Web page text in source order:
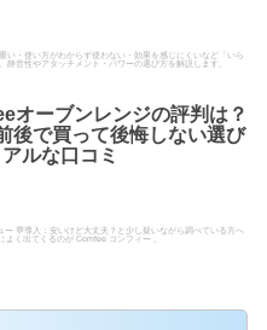
い・使い方がわからず使わない・効果を感じにくいなど「いら
音性やアタッチメント・パワーの選び方を解説します。
オーブンレンジの評判は？
後で買って後悔しない選び
ルな口コミ
💬導入：安いけど大丈夫？と少し疑いながら調べている方へ
く出てくるのが Comfee コンフィー 。